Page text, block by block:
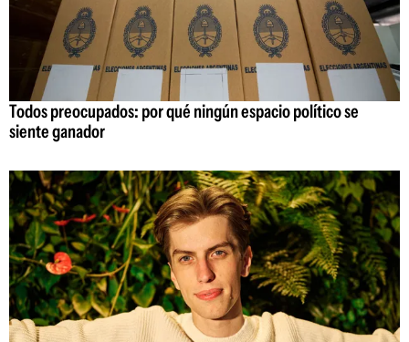
Todos preocupados: por qué ningún espacio político se
siente ganador